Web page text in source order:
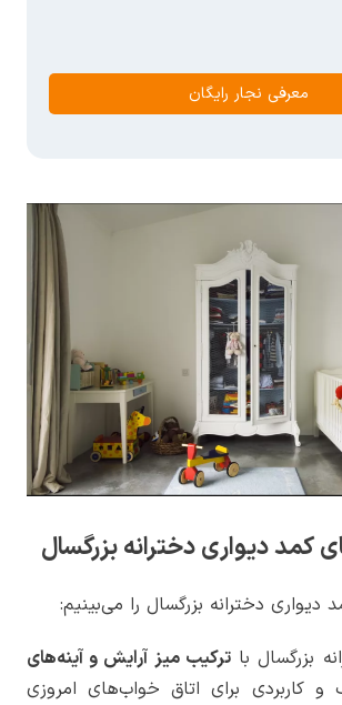
معرفی نجار رایگان
دیواری دخترانه بزرگسال
دیواری دخترانه بزرگسال را می‌بینیم:
بزرگسال باترکیب میز آرایش و آینه‌های
کاربردی برای اتاق خواب‌های امروزی